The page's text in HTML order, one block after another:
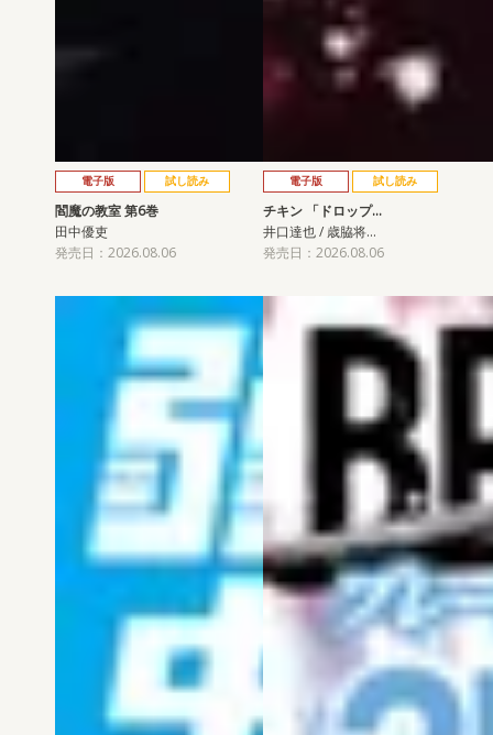
電子版 試し読み
閻魔の教室 第6巻
田中優吏
発売日：2026.08.06
電子版 試し読み
チキン 「ドロップ…
井口達也 / 歳脇将…
発売日：2026.08.06